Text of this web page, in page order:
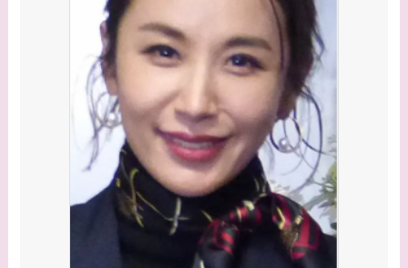
ルロン酸で顔が変わっ
た？村井克行との関係
は？
【画像】早乙女友貴と
島袋寛子の離婚理由は
なに？2人は現在何し
てる？
【画像】松田賢二と辺
見えみりの離婚理由は